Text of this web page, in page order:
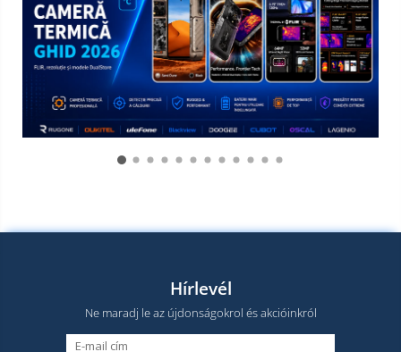
Hírlevél
Ne maradj le az újdonságokrol és akcióinkról